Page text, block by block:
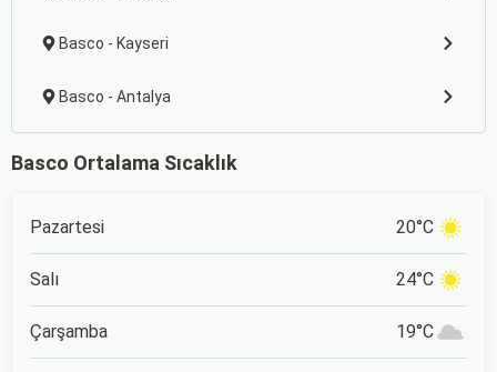
Basco - Kayseri
Basco - Antalya
Basco Ortalama Sıcaklık
Pazartesi 20°C
Salı 24°C
Çarşamba 19°C